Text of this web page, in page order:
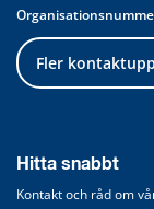
Fler
Hitta snabbt
Kontakt och råd om